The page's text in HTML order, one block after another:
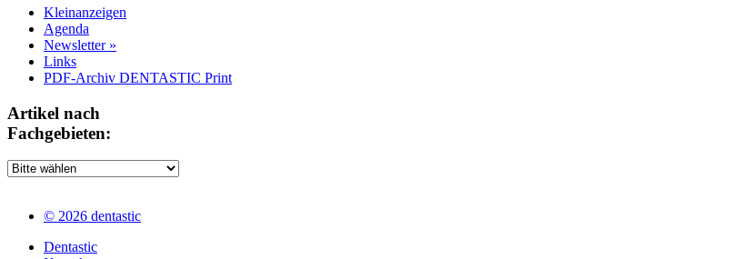
Kleinanzeigen
Agenda
Newsletter »
Links
PDF-Archiv DENTASTIC Print
Artikel nach
Fachgebieten:
© 2026 dentastic
Dentastic